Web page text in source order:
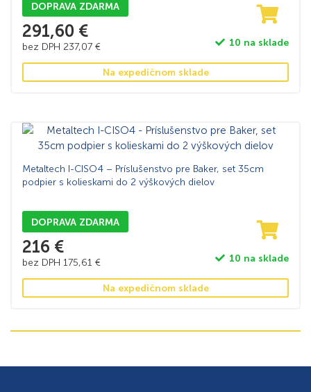
DOPRAVA ZDARMA
291,60 €
bez DPH 237,07 € 10 na sklade
Na expedičnom sklade
Metaltech I-CISO4 – Príslušenstvo pre Baker, set 35cm
podpier s kolieskami do 2 výškových dielov
DOPRAVA ZDARMA
216 €
bez DPH 175,61 € 10 na sklade
Na expedičnom sklade